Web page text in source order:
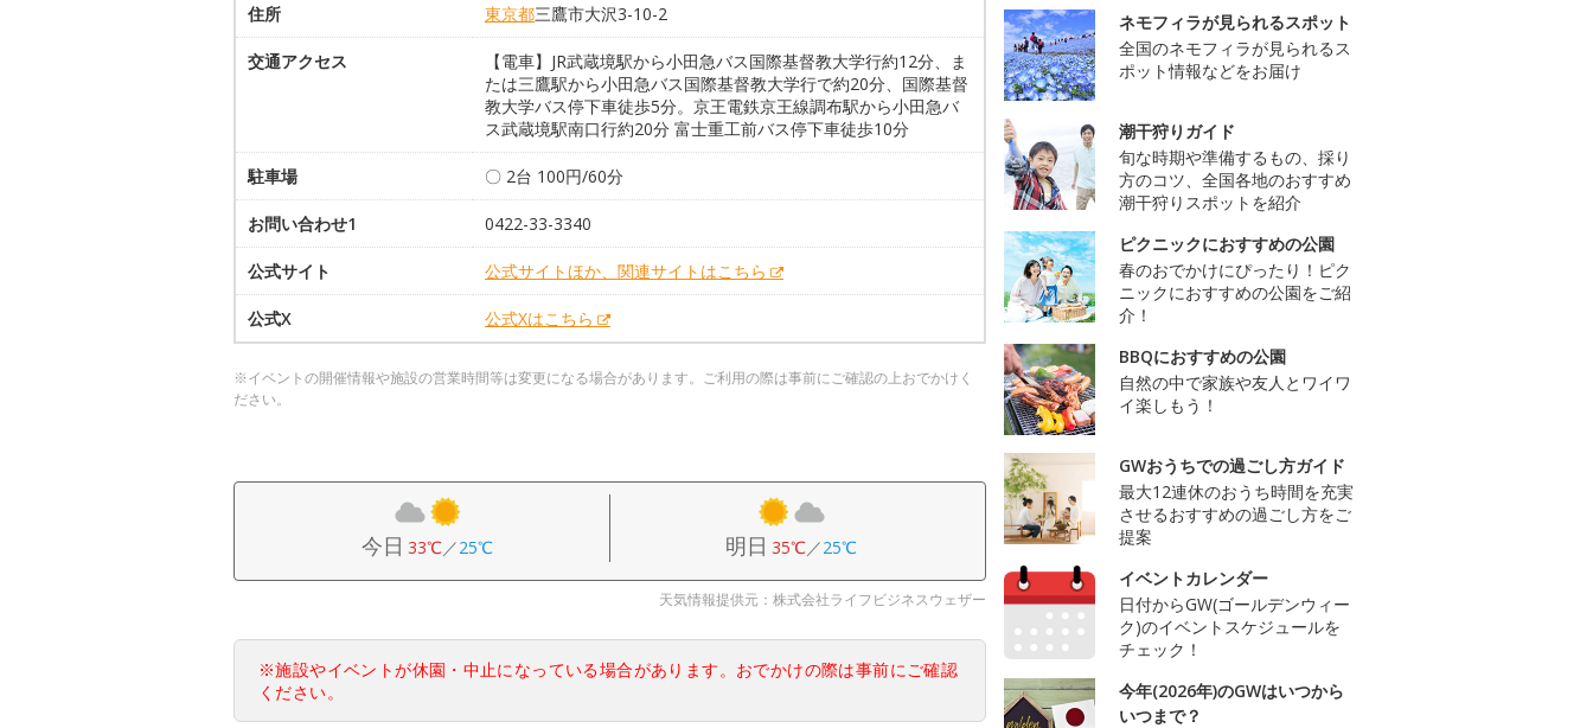
住所 東京都三鷹市大沢3-10-2
交通アクセス
【電車】JR武蔵境駅から小田急バス国際基督教大学行約12分、ま
たは三鷹駅から小田急バス国際基督教大学行で約20分、国際基督
教大学バス停下車徒歩5分。京王電鉄京王線調布駅から小田急バ
ス武蔵境駅南口行約20分 富士重工前バス停下車徒歩10分
駐車場 〇 2台 100円/60分
お問い合わせ1 0422-33-3340
公式サイト 公式サイトほか、関連サイトはこちら
公式X 公式Xはこちら
※イベントの開催情報や施設の営業時間等は変更になる場合があります。ご利用の際は事前にご確認の上おでかけく
ださい。
今日 33℃／25℃ 明日 35℃／25℃
天気情報提供元：株式会社ライフビジネスウェザー
※施設やイベントが休園・中止になっている場合があります。おでかけの際は事前にご確認
ください。
ネモフィラが見られるスポット
全国のネモフィラが見られるス
ポット情報などをお届け
潮干狩りガイド
旬な時期や準備するもの、採り
方のコツ、全国各地のおすすめ
潮干狩りスポットを紹介
ピクニックにおすすめの公園
春のおでかけにぴったり！ピク
ニックにおすすめの公園をご紹
介！
BBQにおすすめの公園
自然の中で家族や友人とワイワ
イ楽しもう！
GWおうちでの過ごし方ガイド
最大12連休のおうち時間を充実
させるおすすめの過ごし方をご
提案
イベントカレンダー
日付からGW(ゴールデンウィー
ク)のイベントスケジュールを
チェック！
今年(2026年)のGWはいつから
いつまで？